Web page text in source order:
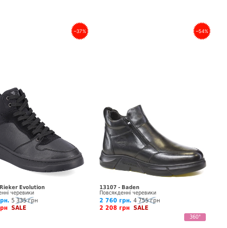
–37%
Evolution
черевики
5 335 грн
SALE
–54%
13107 - Baden
Повсякденні черевики
2 760 грн. 4 755 грн
2 208 грн SALE
360°